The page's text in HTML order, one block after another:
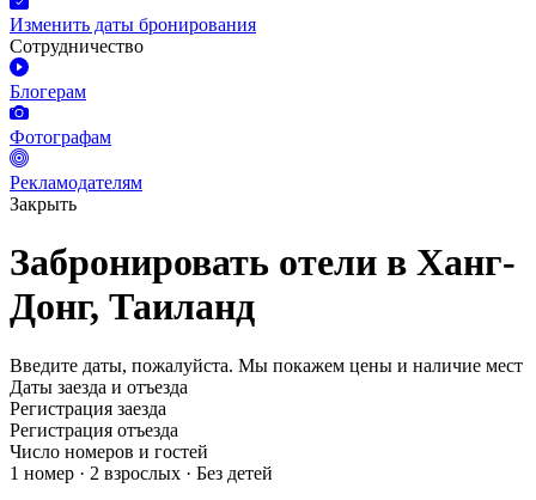
Изменить даты бронирования
Сотрудничество
Блогерам
Фотографам
Рекламодателям
Закрыть
Забронировать отели в Ханг-
Донг, Таиланд
Введите даты, пожалуйста. Мы покажем цены и наличие мест
Даты заезда и отъезда
Регистрация заезда
Регистрация отъезда
Число номеров и гостей
1 номер · 2 взрослых · Без детей